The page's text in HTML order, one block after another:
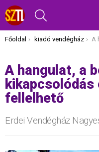
Itt vagy most:
Főoldal kiadó vendégház A
A hangulat, a
kikapcsolódás
fellelhető
Erdei Vendégház